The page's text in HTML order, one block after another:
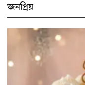
জনপ্ৰিয়